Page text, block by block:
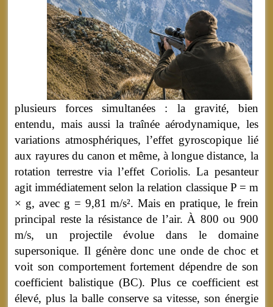
plusieurs forces simultanées : la gravité, bien
entendu, mais aussi la traînée aérodynamique, les
variations atmosphériques, l’effet gyroscopique lié
aux rayures du canon et même, à longue distance, la
rotation terrestre via l’effet Coriolis. La pesanteur
agit immédiatement selon la relation classique P = m
× g, avec g = 9,81 m/s². Mais en pratique, le frein
principal reste la résistance de l’air. À 800 ou 900
m/s, un projectile évolue dans le domaine
supersonique. Il génère donc une onde de choc et
voit son comportement fortement dépendre de son
coefficient balistique (BC). Plus ce coefficient est
élevé, plus la balle conserve sa vitesse, son énergie